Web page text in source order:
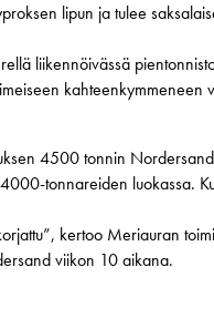
lipun ja tulee
liikennöivässä
kahteenkymmeneen
4500 tonnin
tonnareiden luokassa.
kertoo Meriauran
viikon 10 aikana.